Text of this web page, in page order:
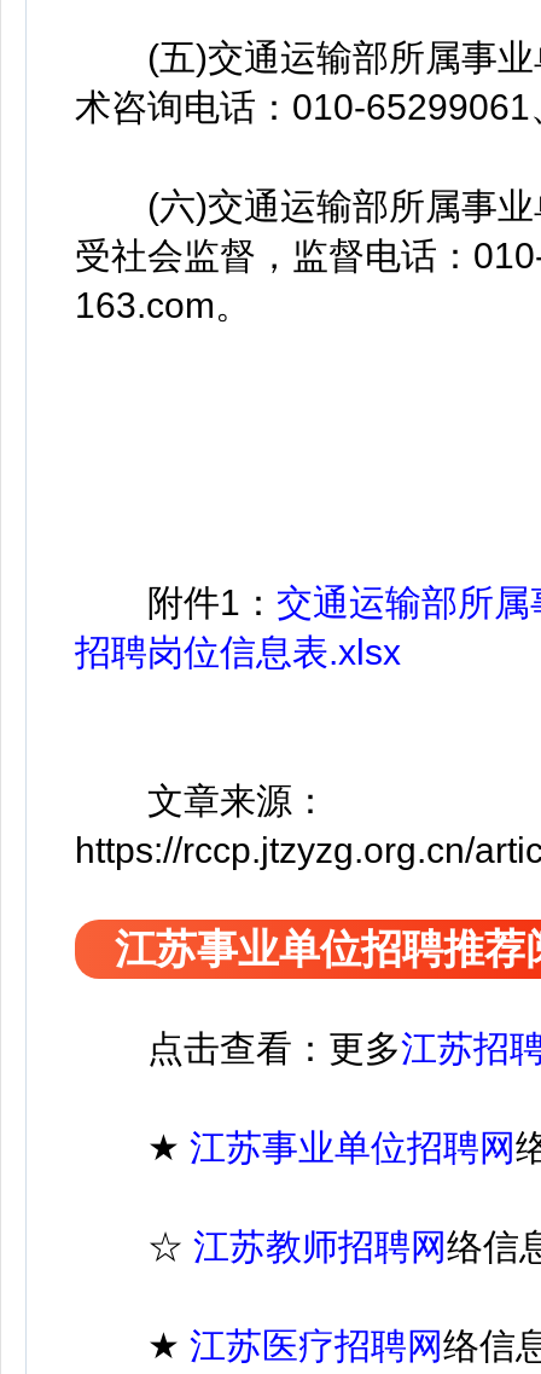
(五)交通运输部所属事业
术咨询电话：010-
(六)交通运输部所属事业
受社会监督，监督电话：
163.com。
附件1： 交通运输部所
招聘岗位信息表.xlsx
文章来源：
https://rccp.jtzyzg.org.cn/
江苏事业单位招聘推荐
点击查看：更多江苏招
★ 江苏事业单位招聘网
☆ 江苏教师招聘网络信
★ 江苏医疗招聘网络信